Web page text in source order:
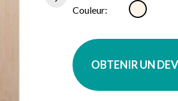
Couleur: Naturel
OBTENIR UN